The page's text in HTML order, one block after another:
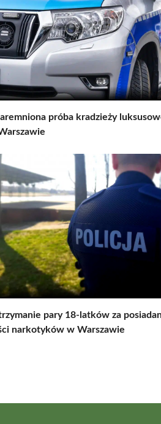
próba kradzieży
pary 18-latków za
narkotyków w Warszawie